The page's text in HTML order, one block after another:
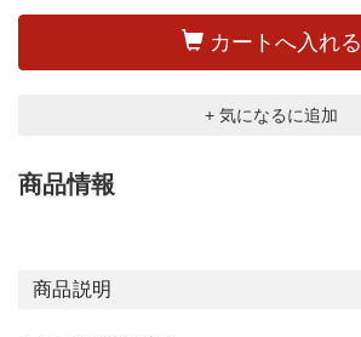
カートへ入れる
+ 気になるに追加
商品情報
商品説明